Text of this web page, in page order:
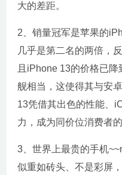
大的差距。
2、销量冠军是苹果的
几乎是第二名的两倍，
且iPhone 13的价格已
舰相当，这使得其与安
13凭借其出色的性能、
力，成为同价位消费者的
3、世界上最贵的手机
似重如砖头、不是彩屏